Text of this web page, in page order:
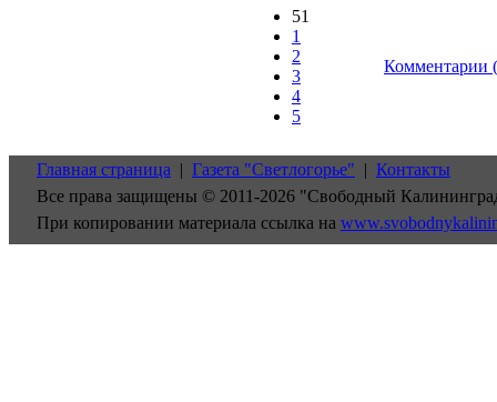
51
1
2
3
4
5
Комментарии
Главная страница | Газета "Светлогорье" | Контакты
Все права защищены © 2011-2026 "Свободный
При копировании материала ссылка на